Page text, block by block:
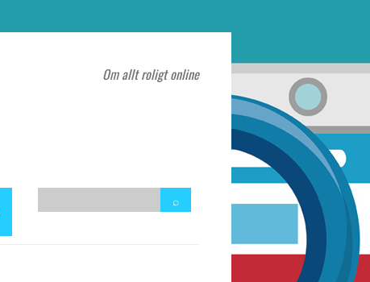
Om allt roligt online